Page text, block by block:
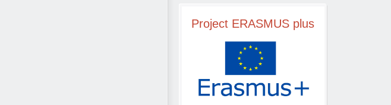
Project ERASMUS plus